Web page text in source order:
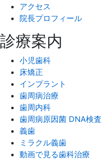
アクセス
院長プロフィール
診療案内
小児歯科
床矯正
インプラント
歯周病治療
歯周内科
歯周病原因菌 DNA検査
義歯
ミラクル義歯
動画で見る歯科治療